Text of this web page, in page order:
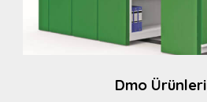
Dmo Ürünleri